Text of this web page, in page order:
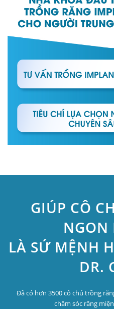
GIÚP CÔ
NGON
LÀ SỨ MỆNH
DR.
Đã có hơn 3500 cô chú trồng
chăm sóc răng